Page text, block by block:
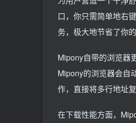
口，你只需简单地右
务，极大地节省了你的
Mipony自带的浏览器
Mipony的浏览器会自
作，直接将多行地址
在下载性能方面，